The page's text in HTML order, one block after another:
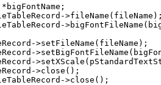
>fileName
>bigFontFileName
>setFileName (fileName);
>setBigFontFileName
>setXScale
>close ();
>close ();